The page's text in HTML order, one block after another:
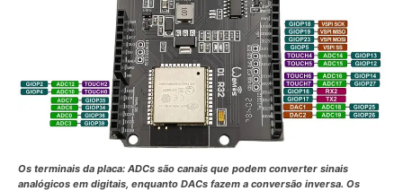
Os terminais da placa: ADCs são canais que podem converter sinais
analógicos em digitais, enquanto DACs fazem a conversão inversa. Os